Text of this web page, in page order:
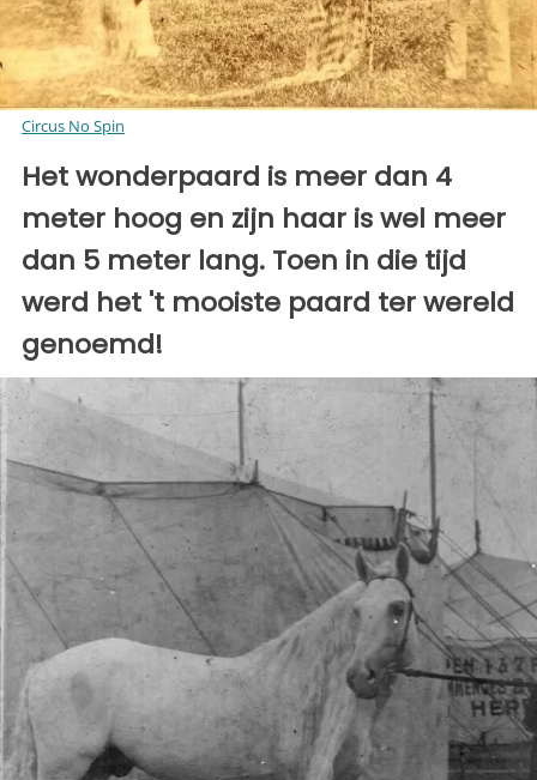
Circus No Spin
Het wonderpaard is meer dan 4
meter hoog en zijn haar is wel meer
dan 5 meter lang. Toen in die tijd
werd het 't mooiste paard ter wereld
genoemd!